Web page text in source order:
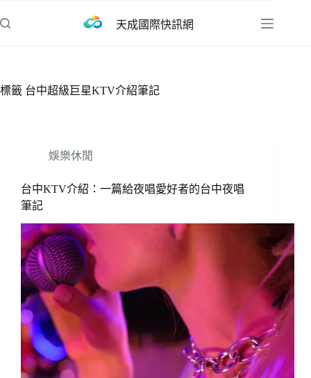
至
容
天成國際快訊網
標籤 台中超級巨星KTV介紹筆記
娛樂休閒
台中KTV介紹：一篇給夜唱愛好者的台中夜唱
筆記